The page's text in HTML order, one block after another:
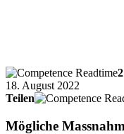
18. August 2022
Teilen
Mögliche